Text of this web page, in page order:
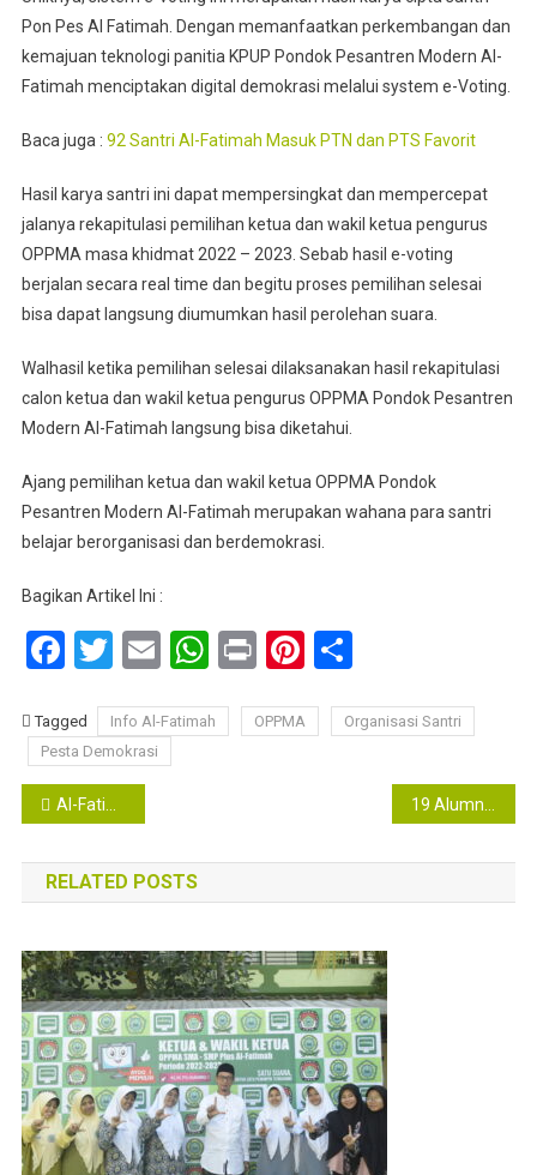
Pon Pes Al Fatimah. Dengan memanfaatkan perkembangan dan
kemajuan teknologi panitia KPUP Pondok Pesantren Modern Al-
Fatimah menciptakan digital demokrasi melalui system e-Voting.
Baca juga : 92 Santri Al-Fatimah Masuk PTN dan PTS Favorit
Hasil karya santri ini dapat mempersingkat dan mempercepat
jalanya rekapitulasi pemilihan ketua dan wakil ketua pengurus
OPPMA masa khidmat 2022 – 2023. Sebab hasil e-voting
berjalan secara real time dan begitu proses pemilihan selesai
bisa dapat langsung diumumkan hasil perolehan suara.
Walhasil ketika pemilihan selesai dilaksanakan hasil rekapitulasi
calon ketua dan wakil ketua pengurus OPPMA Pondok Pesantren
Modern Al-Fatimah langsung bisa diketahui.
Ajang pemilihan ketua dan wakil ketua OPPMA Pondok
Pesantren Modern Al-Fatimah merupakan wahana para santri
belajar berorganisasi dan berdemokrasi.
Bagikan Artikel Ini :
Facebook
Twitter
EmailWhatsApp
PrintPinterest
Share
Tagged Info Al-Fatimah OPPMA
Organisasi Santri
Pesta Demokrasi
Navigasi
pos
Al-Fatimah Pesta Demokrasi
RELATED POSTS